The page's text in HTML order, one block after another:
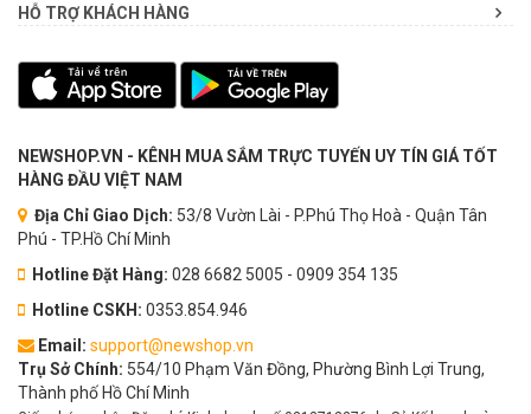
HỖ TRỢ KHÁCH HÀNG
NEWSHOP.VN - KÊNH MUA SẮM TRỰC TUYẾN UY TÍN GIÁ TỐT
HÀNG ĐẦU VIỆT NAM
Địa Chỉ Giao Dịch: 53/8 Vườn Lài - P.Phú Thọ Hoà - Quận Tân
Phú - TP.Hồ Chí Minh
Hotline Đặt Hàng: 028 6682 5005 - 0909 354 135
Hotline CSKH: 0353.854.946
Email: support@newshop.vn
Trụ Sở Chính: 554/10 Phạm Văn Đồng, Phường Bình Lợi Trung,
Thành phố Hồ Chí Minh